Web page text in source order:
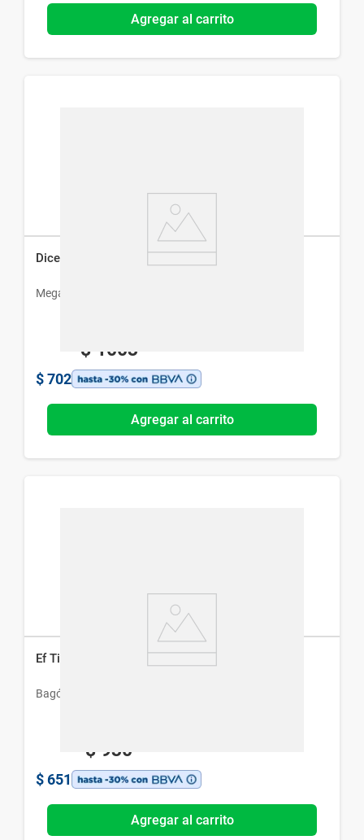
Agregar al carrito
Dicetel x 50 mg x 20 Comprimidos
Megalabs
$ 1003
$ 702
Agregar al carrito
Ef Tiazol N Estrepto x 20 Comprimidos
Bagó
$ 930
$ 651
Agregar al carrito